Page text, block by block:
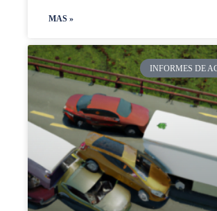
MAS »
INFORMES DE